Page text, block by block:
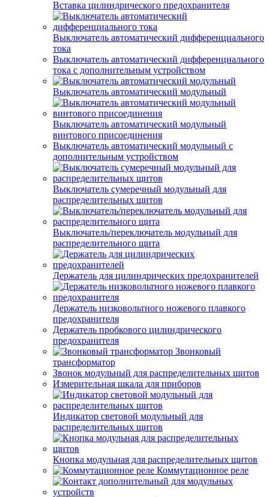
Вставка цилиндрического предохранителя
Выключатель автоматический дифференциального
тока
Выключатель автоматический дифференциального
тока с дополнительным устройством
Выключатель автоматический модульный
Выключатель автоматический модульный
винтового присоединения
Выключатель автоматический модульный с
дополнительным устройством
Выключатель сумеречный модульный для
распределительных щитов
Выключатель/переключатель модульный для
распределительного щита
Держатель для цилиндрических предохранителей
Держатель низковольтного ножевого плавкого
предохранителя
Держатель пробкового цилиндрического
предохранителя
Звонковый
трансформатор
Звонок модульный для распределительных щитов
Измерительная шкала для приборов
Индикатор световой модульный для
распределительных щитов
Кнопка модульная для распределительных щитов
Коммутационное реле